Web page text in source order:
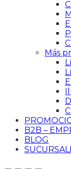
Más
B2B –
BLOG